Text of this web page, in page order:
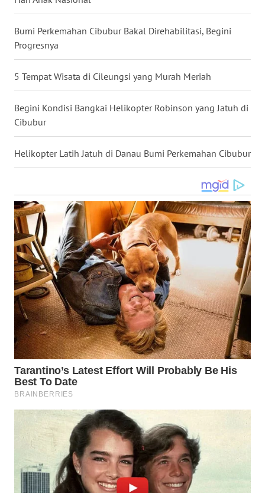
Bumi Perkemahan Cibubur Bakal Direhabilitasi, Begini
Progresnya
5 Tempat Wisata di Cileungsi yang Murah Meriah
Begini Kondisi Bangkai Helikopter Robinson yang Jatuh di
Cibubur
Helikopter Latih Jatuh di Danau Bumi Perkemahan Cibubur
WN
BABEL
WN
SUMBAR
WN
SUMSEL
WN
BENGKULU
WN
LAMPUNG
WN
JATENG
WN
NUSANTARA
WN
JOGJA
WN
JATIM
WN
BALI
KALBAR